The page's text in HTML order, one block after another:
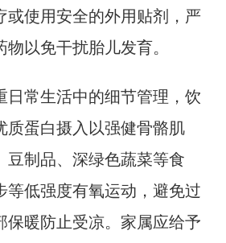
或使用安全的外用贴剂，严
以免干扰胎儿发育。
日常生活中的细节管理，饮
质蛋白摄入以强健骨骼肌
豆制品、深绿色蔬菜等食
等低强度有氧运动，避免过
保暖防止受凉。家属应给予